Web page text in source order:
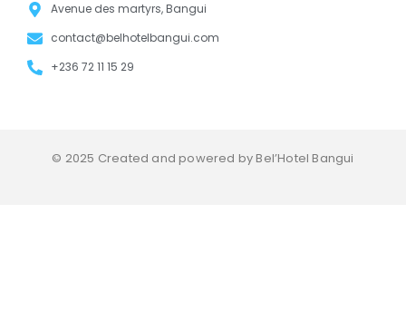
Avenue des martyrs, Bangui
contact@belhotelbangui.com
+236 72 11 15 29
© 2025 Created and powered by Bel’Hotel Bangui